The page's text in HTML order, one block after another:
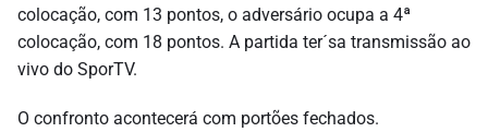
colocação, com 13 pontos, o adversário ocupa a 4ª
colocação, com 18 pontos. A partida ter´sa transmissão ao
vivo do SporTV.
O confronto acontecerá com portões fechados.